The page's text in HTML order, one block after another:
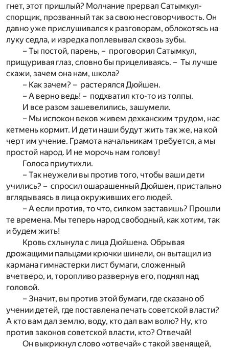
гнет, этот пришлый? Молчание прервал Сатымкул-
спорщик, прозванный так за свою несговорчивость. Он
давно уже прислушивался к разговорам, облокотясь на
луку седла, и изредка поплевывал сквозь зубы.
– Ты постой, парень, – проговорил Сатымкул,
прищуривая глаз, словно бы прицеливаясь. – Ты лучше
скажи, зачем она нам, школа?
– Как зачем? – растерялся Дюйшен.
– А верно ведь! – подхватил кто-то из толпы.
И все разом зашевелились, зашумели.
– Мы испокон веков живем дехканским трудом, нас
кетмень кормит. И дети наши будут жить так же, на кой
черт им учение. Грамота начальникам требуется, а мы
простой народ. И не морочь нам голову!
Голоса приутихли.
– Так неужели вы против того, чтобы ваши дети
учились? – спросил ошарашенный Дюйшен, пристально
вглядываясь в лица окруживших его людей.
– А если против, то что, силком заставишь? Прошли
те времена. Мы теперь народ свободный, как хотим, так
и будем жить!
Кровь схлынула с лица Дюйшена. Обрывая
дрожащими пальцами крючки шинели, он вытащил из
кармана гимнастерки лист бумаги, сложенный
вчетверо, и, торопливо развернув его, поднял над
головой.
– Значит, вы против этой бумаги, где сказано об
учении детей, где поставлена печать советской власти?
А кто вам дал землю, воду, кто дал вам волю? Ну, кто
против законов советской власти, кто? Отвечай!
Он выкрикнул слово «отвечай» с такой звенящей,